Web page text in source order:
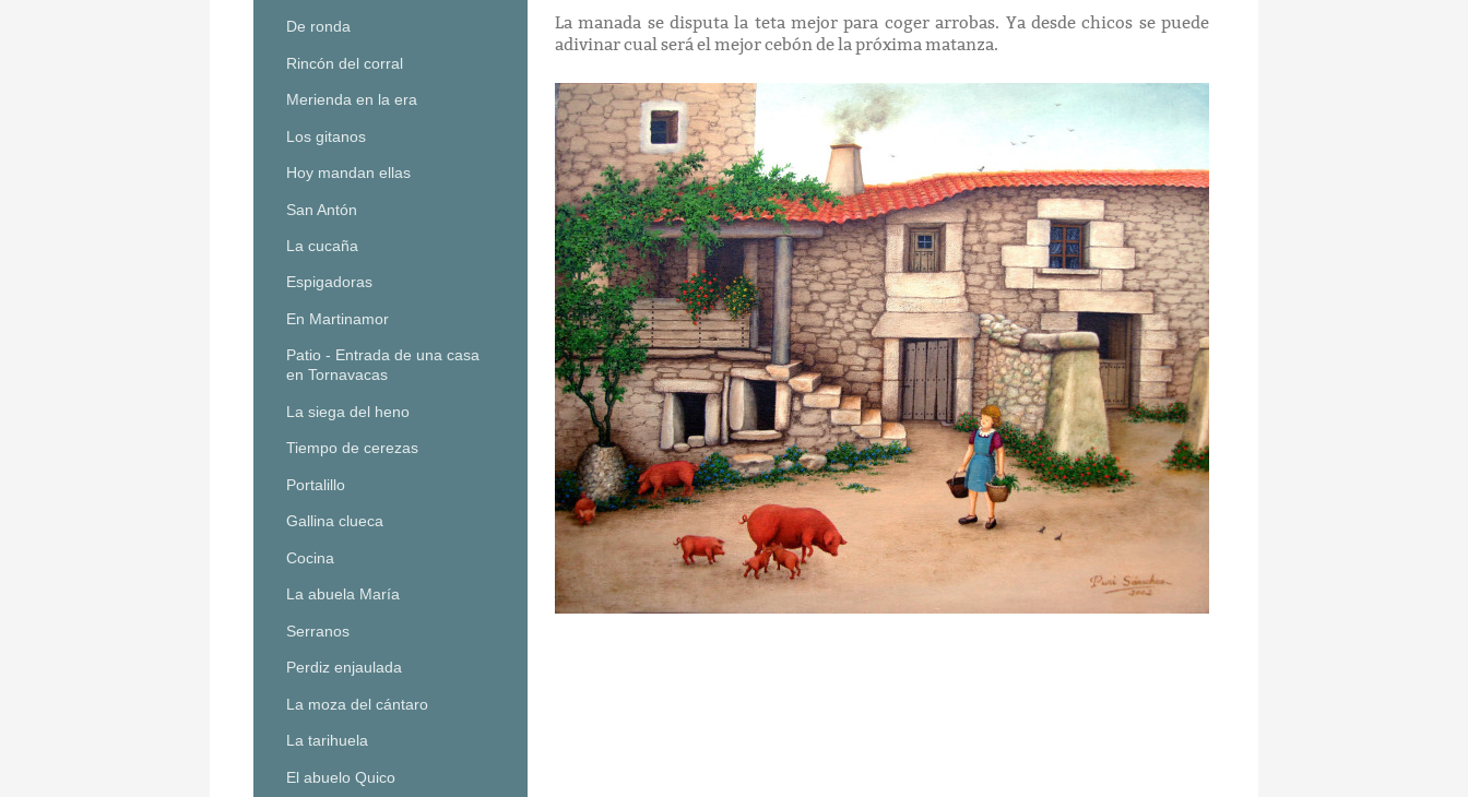
La manada se disputa la teta mejor para coger arrobas. Ya desde chicos se puede
adivinar cual será el mejor cebón de la próxima matanza.
De ronda
Rincón del corral
Merienda en la era
Los gitanos
Hoy mandan ellas
San Antón
La cucaña
Espigadoras
En Martinamor
Patio - Entrada de una casa
en Tornavacas
La siega del heno
Tiempo de cerezas
Portalillo
Gallina clueca
Cocina
La abuela María
Serranos
Perdiz enjaulada
La moza del cántaro
La tarihuela
El abuelo Quico